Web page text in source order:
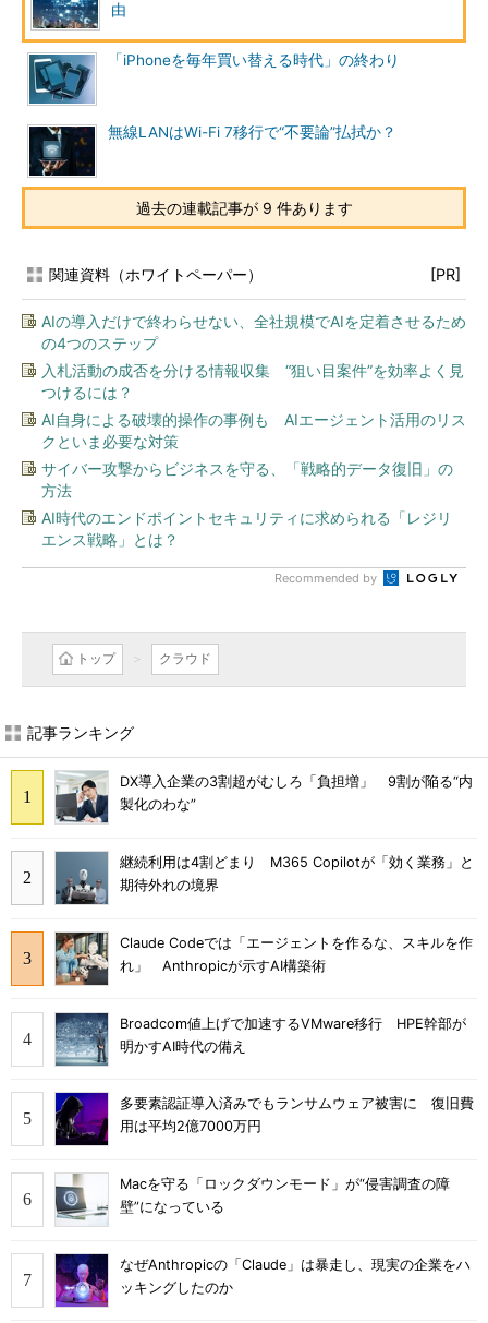
由
「iPhoneを毎年買い替える時代」の終わり
無線LANはWi-Fi 7移行で“不要論”払拭か？
過去の連載記事が 9 件あります
関連資料（ホワイトペーパー） [PR]
AIの導入だけで終わらせない、全社規模でAIを定着させるため
の4つのステップ
入札活動の成否を分ける情報収集 “狙い目案件”を効率よく見
つけるには？
AI自身による破壊的操作の事例も AIエージェント活用のリス
クといま必要な対策
サイバー攻撃からビジネスを守る、「戦略的データ復旧」の
方法
AI時代のエンドポイントセキュリティに求められる「レジリ
エンス戦略」とは？
Recommended by
トップ クラウド
記事ランキング
DX導入企業の3割超がむしろ「負担増」 9割が陥る“内
製化のわな”
継続利用は4割どまり M365 Copilotが「効く業務」と
期待外れの境界
Claude Codeでは「エージェントを作るな、スキルを作
れ」 Anthropicが示すAI構築術
Broadcom値上げで加速するVMware移行 HPE幹部が
明かすAI時代の備え
多要素認証導入済みでもランサムウェア被害に 復旧費
用は平均2億7000万円
Macを守る「ロックダウンモード」が“侵害調査の障
壁”になっている
なぜAnthropicの「Claude」は暴走し、現実の企業をハ
ッキングしたのか